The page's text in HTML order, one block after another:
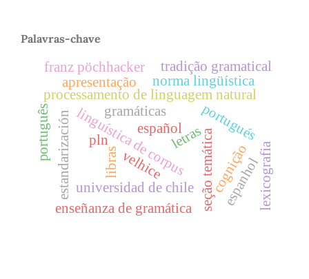
Palavras-chave
linguística de corpus
processamento de linguagem natural
letras
apresentação
seção temáticacognição
estandarización gramáticas
universidad de chile
enseñanza de gramática
norma lingüística
portugués
español
tradição gramatical
português
espanhol
franz pöchhacker
libras lexicografia
pln
velhice